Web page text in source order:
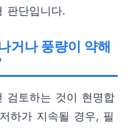
판단입니다.
거나 풍량이 약해
검토하는 것이 현명합
하가 지속될 경우, 필